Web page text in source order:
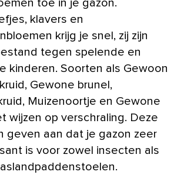
toe in je gazon.
klavers en
krijg je snel, zij zijn
tegen spelende en
kinderen. Soorten als Gewoon
Gewone brunel,
Muizenoortje en Gewone
wijzen op verschraling. Deze
geven aan dat je gazon zeer
is voor zowel insecten als